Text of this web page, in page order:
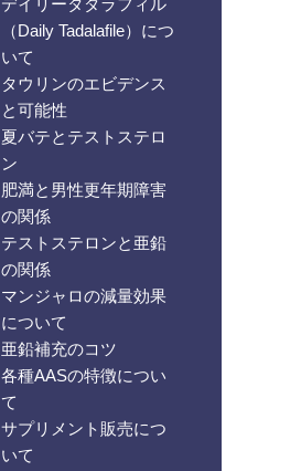
デイリータダラフィル
（Daily Tadalafile）につ
いて
タウリンのエビデンス
と可能性
夏バテとテストステロ
ン
肥満と男性更年期障害
の関係
テストステロンと亜鉛
の関係
マンジャロの減量効果
について
亜鉛補充のコツ
各種AASの特徴につい
て
サプリメント販売につ
いて